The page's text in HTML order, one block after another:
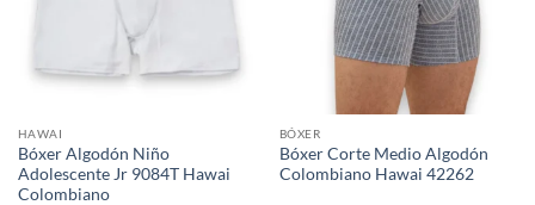
HAWAI
Bóxer Algodón Niño
Adolescente Jr 9084T Hawai
Colombiano
BÓXER
Bóxer Corte Medio Algodón
Colombiano Hawai 42262